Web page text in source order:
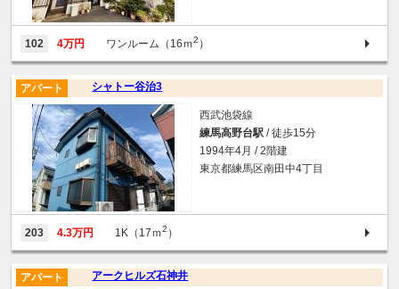
102 4万円 ワンルーム（16ｍ2 ）
シャトー谷治3
アパート
西武池袋線
練馬高野台駅 / 徒歩15分
1994年4月 / 2階建
東京都練馬区南田中4丁目
203 4.3万円 1K（17ｍ2 ）
アークヒルズ石神井
アパート